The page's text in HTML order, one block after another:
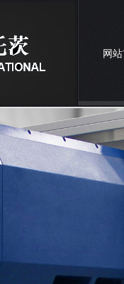
网
诚